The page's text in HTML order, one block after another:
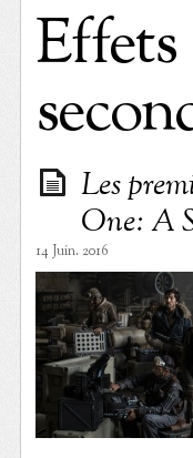
Effets
Les
One: A
14 Juin. 2016